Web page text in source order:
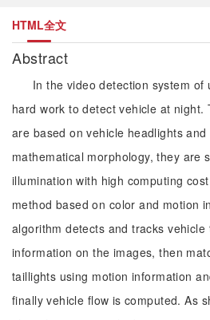
HTML全文
Abstract
In the video detection system
hard work to detect vehicle at night.
are based on vehicle headlights
mathematical morphology, they are
illumination with high computing
method based on color and motion
algorithm detects and tracks
information on the images, then
taillights using motion information
finally vehicle flow is computed. As